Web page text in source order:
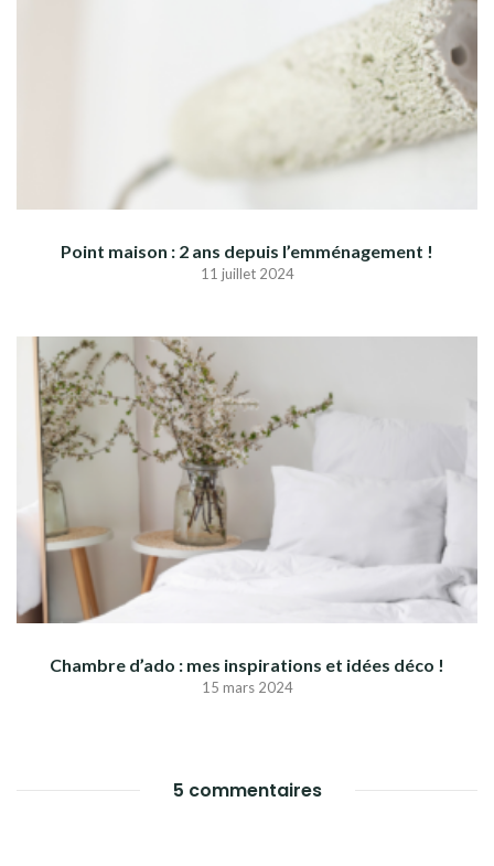
Point maison : 2 ans depuis l’emménagement !
11 juillet 2024
Chambre d’ado : mes inspirations et idées déco !
15 mars 2024
5 commentaires